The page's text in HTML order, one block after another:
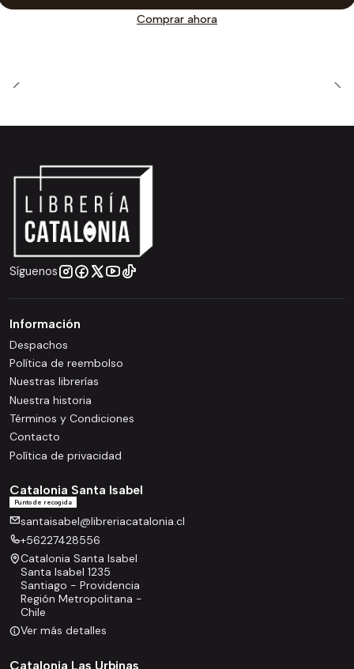
Comprar ahora
Síguenos
Información
Despachos
Política de reembolso
Nuestras librerías
Nuestra historia
Términos y Condiciones
Contacto
Política de privacidad
Catalonia Santa Isabel
Punto de recogida
santaisabel@libreriacatalonia.cl
+56227428556
Catalonia Santa Isabel
Santa Isabel 1235
Santiago - Providencia
Región Metropolitana -
Chile
Ver más detalles
Catalonia Las Urbinas